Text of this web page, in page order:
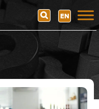
Search EN